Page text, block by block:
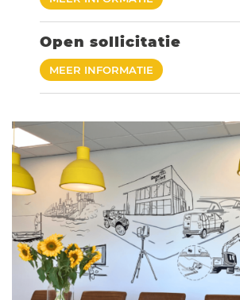
Open sollicitatie
MEER INFORMATIE